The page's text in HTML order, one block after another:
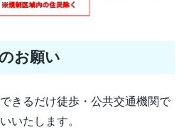
お願い
きるだけ徒歩・公共交通機関で
いたします。